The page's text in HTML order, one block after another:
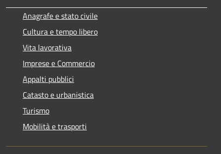
Anagrafe e stato civile
Cultura e tempo libero
Vita lavorativa
Imprese e Commercio
Appalti pubblici
Catasto e urbanistica
Turismo
Mobilità e trasporti